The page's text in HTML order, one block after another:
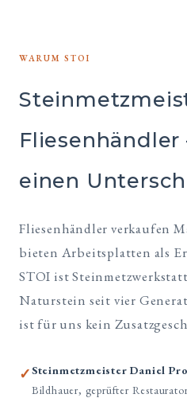
WARUM STOI
einen
Fliesenhändler verkaufen
bieten Arbeitsplatten als
STOI ist
Naturstein seit vier
ist für uns kein
✓Steinmetzmeister Daniel
Bildhauer, geprüfter